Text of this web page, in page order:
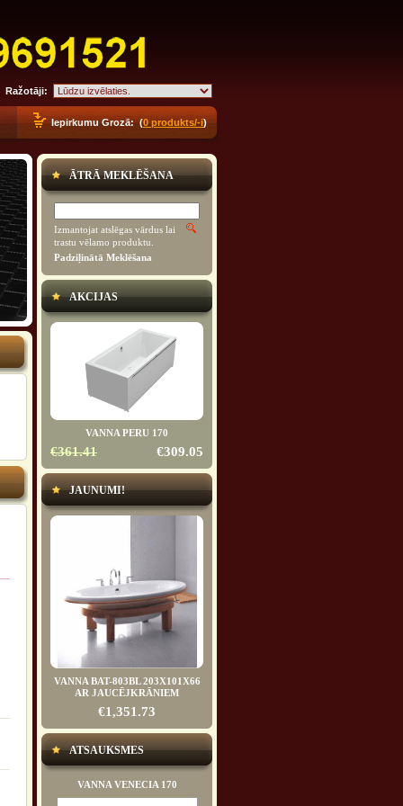
Ražotāji:
Iepirkumu Grozā: (0 produkts/-i)
ĀTRĀ MEKLĒŠANA
Izmantojat atslēgas vārdus lai
trastu vēlamo produktu.
Padziļinātā Meklēšana
AKCIJAS
VANNA PERU 170
€361.41 €309.05
JAUNUMI!
VANNA BAT-803BL 203X101X66
AR JAUCĒJKRĀNIEM
€1,351.73
ATSAUKSMES
VANNA VENECIA 170